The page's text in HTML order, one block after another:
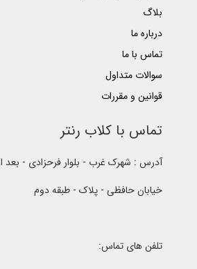
بلاگ
درباره ما
تماس با ما
سوالات متداول
قوانین و مقررات
تماس با کلاب رنتر
آدرس : شهرک غرب - بلوار فرحزادی - بعد
خیابان حافظی - پلاک - طبقه دوم
تلفن های تماس: